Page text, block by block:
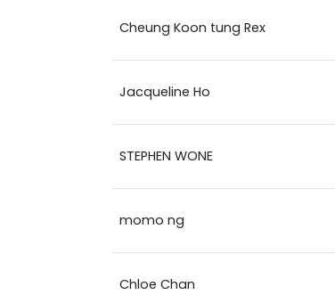
Cheung Koon tung Rex
Jacqueline Ho
STEPHEN WONE
momo ng
Chloe Chan